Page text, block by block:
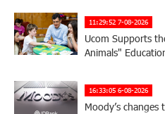
11:29:52 7-08-2026
Ucom Supports
Animals"
16:33:05 6-08-2026
Moody’s